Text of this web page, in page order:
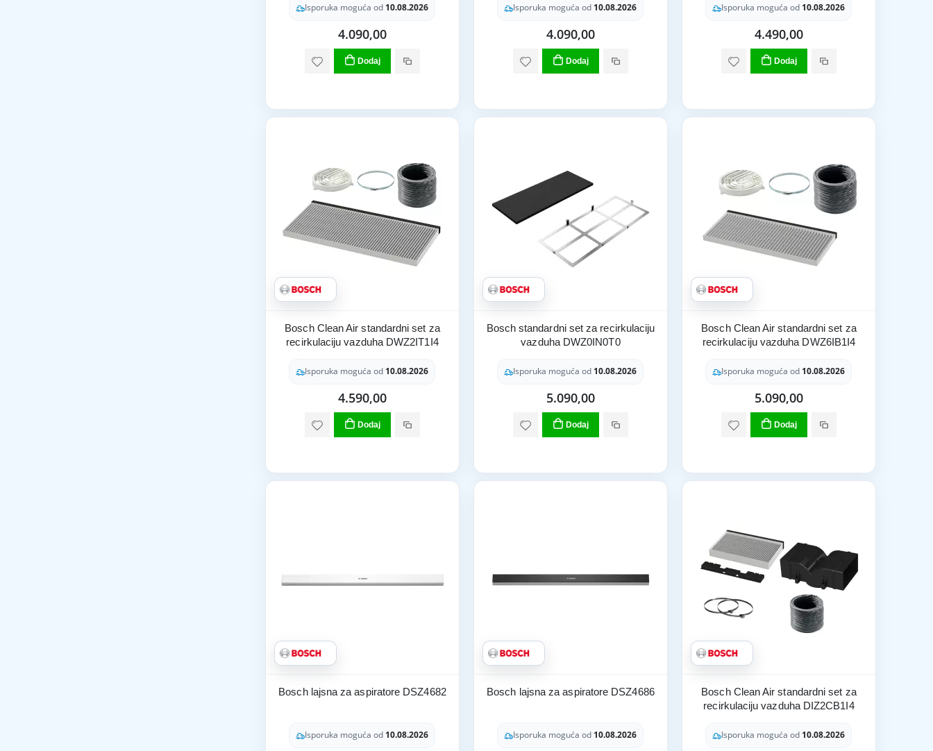
Isporuka moguća od 10.08.2026
4.090,00
Dodaj
Isporuka moguća od 10.08.2026
4.090,00
Dodaj
Isporuka moguća od 10.08.2026
4.490,00
Dodaj
Bosch Clean Air standardni set za
recirkulaciju vazduha DWZ2IT1I4
Isporuka moguća od 10.08.2026
4.590,00
Dodaj
Bosch standardni set za recirkulaciju
vazduha DWZ0IN0T0
Isporuka moguća od 10.08.2026
5.090,00
Dodaj
Bosch Clean Air standardni set za
recirkulaciju vazduha DWZ6IB1I4
Isporuka moguća od 10.08.2026
5.090,00
Dodaj
Bosch lajsna za aspiratore DSZ4682
Isporuka moguća od 10.08.2026
Bosch lajsna za aspiratore DSZ4686
Isporuka moguća od 10.08.2026
Bosch Clean Air standardni set za
recirkulaciju vazduha DIZ2CB1I4
Isporuka moguća od 10.08.2026